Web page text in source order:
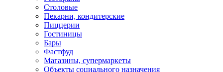
Столовые
Пекарни, кондитерские
Пиццерии
Гостиницы
Бары
Фастфуд
Магазины, супермаркеты
Объекты социального назначения